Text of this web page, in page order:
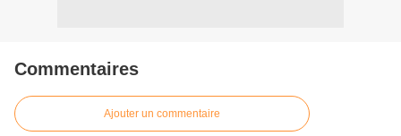
Commentaires
Ajouter un commentaire